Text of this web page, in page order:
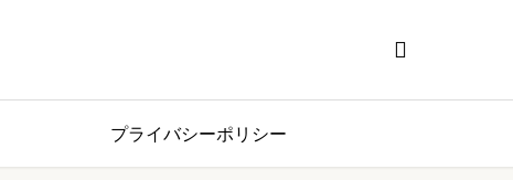

プライバシーポリシー